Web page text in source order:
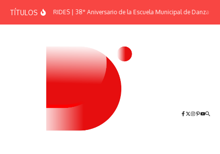
TÍTULOSEFEMÉRIDES | 38° Aniversario de la Escuela Municipal de Danzas “El